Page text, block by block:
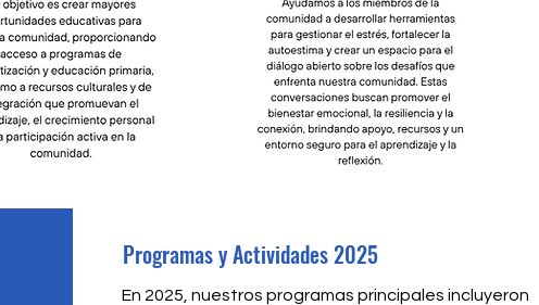
Programas y Actividades 2025
En 2025, nuestros programas principales incluyeron